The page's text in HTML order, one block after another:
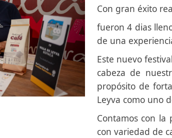
Con gran éxito
fueron 4 dias
de una
Este nuevo
cabeza de
propósito de
Leyva como uno
Contamos con la
con variedad de